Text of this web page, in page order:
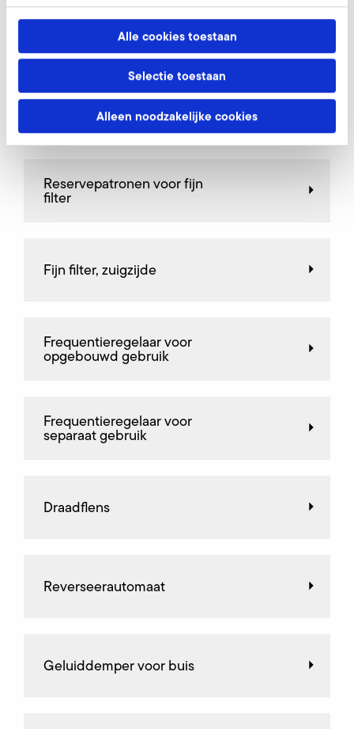
Alle cookies toestaan
Selectie toestaan
Alleen noodzakelijke cookies
Aansluitingsfitting
Reservepatronen voor fijn
filter
Fijn filter, zuigzijde
Frequentieregelaar voor
opgebouwd gebruik
Frequentieregelaar voor
separaat gebruik
Draadflens
Reverseerautomaat
Geluiddemper voor buis